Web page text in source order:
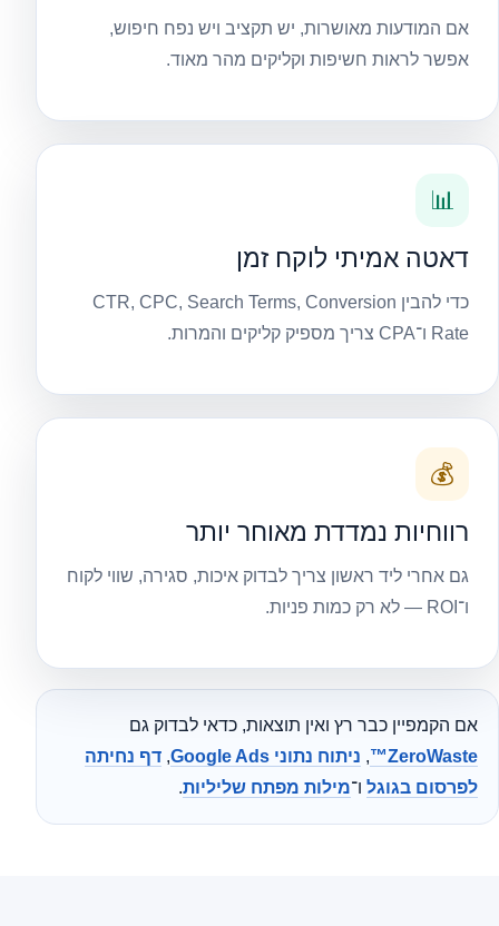
אם המודעות מאושרות, יש תקציב ויש נפח חיפוש,
אפשר לראות חשיפות וקליקים מהר מאוד.
📊
דאטה אמיתי לוקח זמן
כדי להבין CTR, CPC, Search Terms, Conversion
Rate ו־CPA צריך מספיק קליקים והמרות.
💰
רווחיות נמדדת מאוחר יותר
גם אחרי ליד ראשון צריך לבדוק איכות, סגירה, שווי לקוח
ו־ROI — לא רק כמות פניות.
אם הקמפיין כבר רץ ואין תוצאות, כדאי לבדוק גם
ZeroWaste™
, ניתוח נתוני Google Ads , דף נחיתה
לפרסום בגוגל ו־מילות מפתח שליליות.